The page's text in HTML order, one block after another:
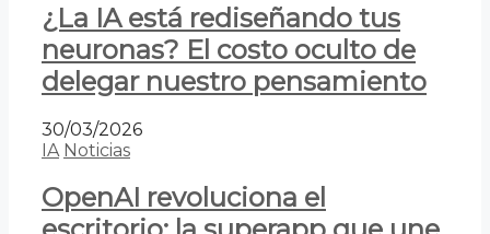
¿La IA está rediseñando tus
neuronas? El costo oculto de
delegar nuestro pensamiento
30/03/2026
IA Noticias
OpenAI revoluciona el